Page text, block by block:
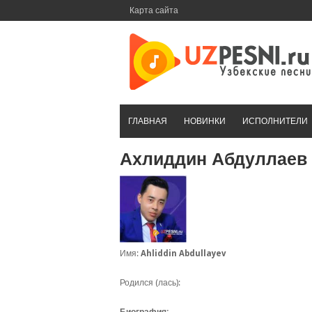
Карта сайта
ГЛАВНАЯ НОВИНКИ ИСПОЛНИТЕЛИ
Ахлиддин Абдуллаев
Имя: Ahliddin Abdullayev
Родился (лась):